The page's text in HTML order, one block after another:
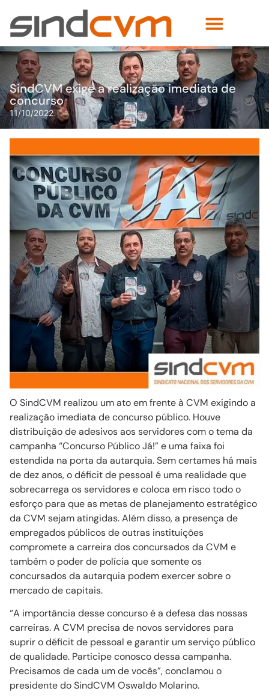
SindCVM exige a realização imediata de
concurso
11/10/2022
O SindCVM realizou um ato em frente à CVM exigindo a
realização imediata de concurso público. Houve
distribuição de adesivos aos servidores com o tema da
campanha “Concurso Público Já!” e uma faixa foi
estendida na porta da autarquia. Sem certames há mais
de dez anos, o déficit de pessoal é uma realidade que
sobrecarrega os servidores e coloca em risco todo o
esforço para que as metas de planejamento estratégico
da CVM sejam atingidas. Além disso, a presença de
empregados públicos de outras instituições
compromete a carreira dos concursados da CVM e
também o poder de polícia que somente os
concursados da autarquia podem exercer sobre o
mercado de capitais.
“A importância desse concurso é a defesa das nossas
carreiras. A CVM precisa de novos servidores para
suprir o déficit de pessoal e garantir um serviço público
de qualidade. Participe conosco dessa campanha.
Precisamos de cada um de vocês”, conclamou o
presidente do SindCVM Oswaldo Molarino.